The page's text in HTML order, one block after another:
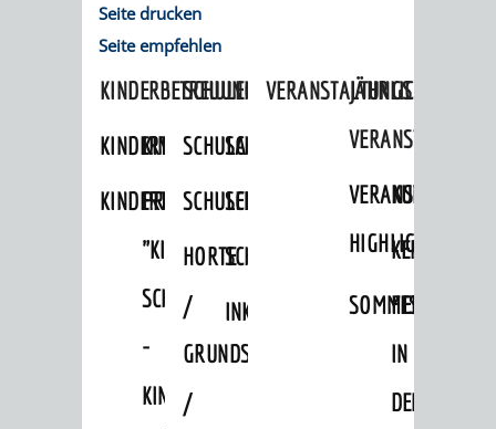
KINDERBETREUUNG
KINDERTAGESPFLEGE
KINDERKRIPPEN
KINDERTAGESSTÄTTEN
PROJEKT
"KINDER
SCHÜTZEN
-
KINDER
SCHULEN
SCHULARTEN
SCHULVERWALTUNG
SCHULFERIEN
SCHÜLERBEFÖRDERUNG
HORTE
/
GRUNDSCHULBETREUUNG
/
SCHULSOZIALARBEIT
INKLUSION
VERANSTALTUNGSKALENDER
JÄHRLICHE
HIGHLIGHTS
KERWE
SOMMERTAGSZUG
FESTE
IN
DEN
Seite drucken
Seite empfehlen